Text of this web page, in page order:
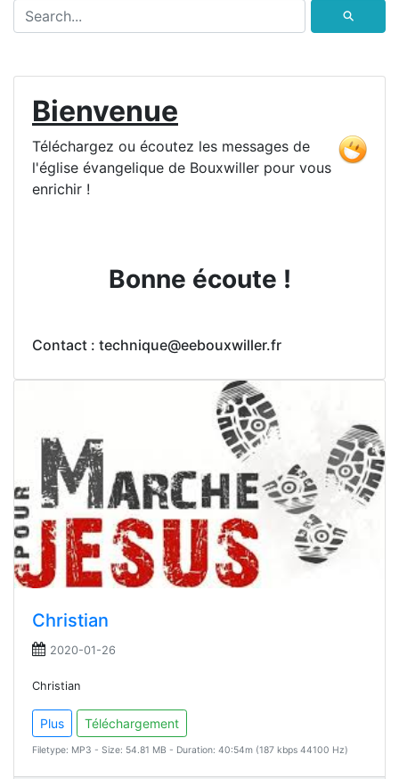
⚲
Bienvenue
Téléchargez ou écoutez les messages de
l'église évangelique de Bouxwiller pour vous
enrichir !
Bonne écoute !
Contact : technique@eebouxwiller.fr
Christian
2020-01-26
Christian
Plus Téléchargement
Filetype: MP3 - Size: 54.81 MB - Duration: 40:54m (187 kbps 44100 Hz)